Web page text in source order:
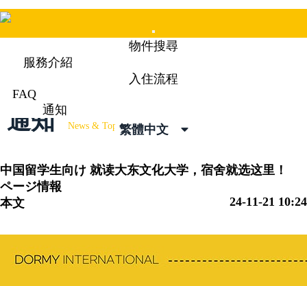
Mobile
Menu
物件搜尋
服務介紹
入住流程
FAQ
通知
繁體中文
通知 News & Topics
中国留学生向け 就读大东文化大学，宿舍就选这里！
ページ情報
24-11-21 10:24
本文